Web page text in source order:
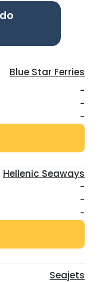
Blue Star Ferries
-
-
-
Hellenic Seaways
-
-
-
Seajets